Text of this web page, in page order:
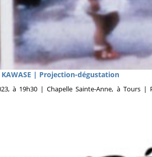
KAWASE | Projection-dégustation
à 19h30 | Chapelle Sainte-Anne, à Tours